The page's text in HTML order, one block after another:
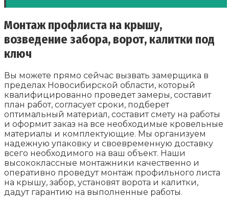
Монтаж профлиста на крышу,
возведение забора, ворот, калитки под
ключ
Вы можете прямо сейчас вызвать замерщика в
пределах Новосибирской области, который
квалифицированно проведет замеры, составит
план работ, согласует сроки, подберет
оптимальный материал, составит смету на работы
и оформит заказ на все необходимые кровельные
материалы и комплектующие. Мы организуем
надежную упаковку и своевременную доставку
всего необходимого на ваш объект. Наши
высококлассные монтажники качественно и
оперативно проведут монтаж профильного листа
на крышу, забор, установят ворота и калитки,
дадут гарантию на выполненные работы.